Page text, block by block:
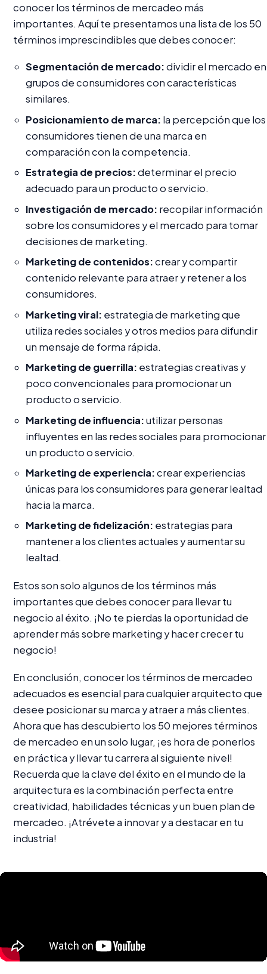
conocer los términos de mercadeo más
importantes. Aquí te presentamos una lista de los 50
términos imprescindibles que debes conocer:
Segmentación de mercado:dividir el mercado en
grupos de consumidores con características
similares.
Posicionamiento de marca: la percepción que los
consumidores tienen de una marca en
comparación con la competencia.
Estrategia de precios:determinar el precio
adecuado para un producto o servicio.
Investigación de mercado: recopilar información
sobre los consumidores y el mercado para tomar
decisiones de marketing.
Marketing de contenidos:crear y compartir
contenido relevante para atraer y retener a los
consumidores.
Marketing viral: estrategia de marketing que
utiliza redes sociales y otros medios para difundir
un mensaje de forma rápida.
Marketing de guerrilla: estrategias creativas y
poco convencionales para promocionar un
producto o servicio.
Marketing de influencia:utilizar personas
influyentes en las redes sociales para promocionar
un producto o servicio.
Marketing de experiencia:crear experiencias
únicas para los consumidores para generar lealtad
hacia la marca.
Marketing de fidelización: estrategias para
mantener a los clientes actuales y aumentar su
lealtad.
Estos son solo algunos de los términos más
importantes que debes conocer para llevar tu
negocio al éxito. ¡No te pierdas la oportunidad de
aprender más sobre marketing y hacer crecer tu
negocio!
En conclusión, conocer los términos de mercadeo
adecuados es esencial para cualquier arquitecto que
desee posicionar su marca y atraer a más clientes.
Ahora que has descubierto los 50 mejores términos
de mercadeo en un solo lugar, ¡es hora de ponerlos
en práctica y llevar tu carrera al siguiente nivel!
Recuerda que la clave del éxito en el mundo de la
arquitectura es la combinación perfecta entre
creatividad, habilidades técnicas y un buen plan de
mercadeo. ¡Atrévete a innovar y a destacar en tu
industria!